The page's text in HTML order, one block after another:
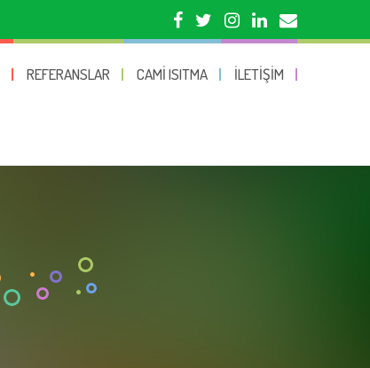
REFERANSLAR CAMI ISITMA İLETIŞIM